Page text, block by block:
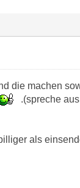
die machen
.(spreche aus
als